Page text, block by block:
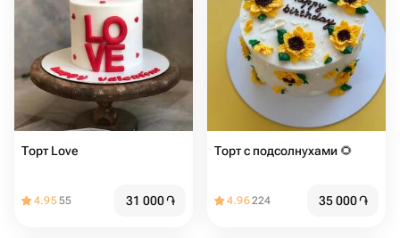
Торт Love
4.9555 31 000֏
Торт с подсолнухами 🌻
4.96224 35 000֏